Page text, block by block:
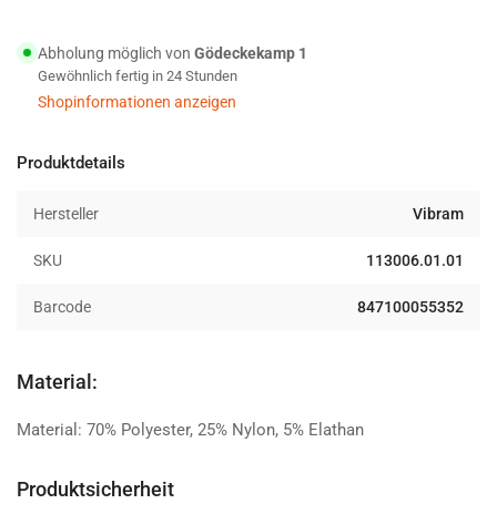
Unisex
weiß
Unisex
weiß
Abholung möglich von Gödeckekamp 1
Gewöhnlich fertig in 24 Stunden
Shopinformationen anzeigen
Produktdetails
Hersteller Vibram
SKU 113006.01.01
Barcode 847100055352
Material:
Material: 70% Polyester, 25% Nylon, 5% Elathan
Produktsicherheit